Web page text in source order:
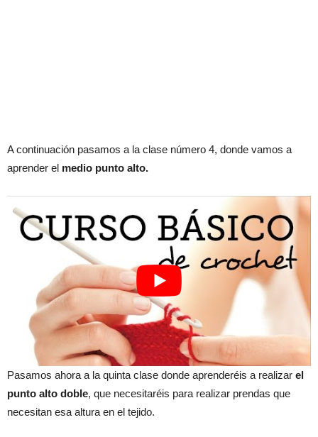
A continuación pasamos a la clase número 4, donde vamos a
aprender el medio punto alto.
Pasamos ahora a la quinta clase donde aprenderéis a realizar el
punto alto doble, que necesitaréis para realizar prendas que
necesitan esa altura en el tejido.